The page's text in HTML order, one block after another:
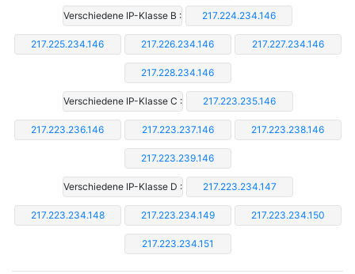
Verschiedene IP-Klasse B : 217.224.234.146
217.225.234.146 217.226.234.146 217.227.234.146
217.228.234.146
Verschiedene IP-Klasse C : 217.223.235.146
217.223.236.146 217.223.237.146 217.223.238.146
217.223.239.146
Verschiedene IP-Klasse D : 217.223.234.147
217.223.234.148 217.223.234.149 217.223.234.150
217.223.234.151